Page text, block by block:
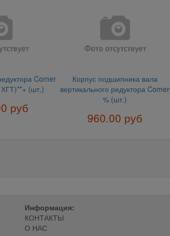
Comer
(шт.)
руб
Корпус подшипника вала
вертикального редуктора Comer
% (шт.)
960.00 руб
Информация:
КОНТАКТЫ
О НАС